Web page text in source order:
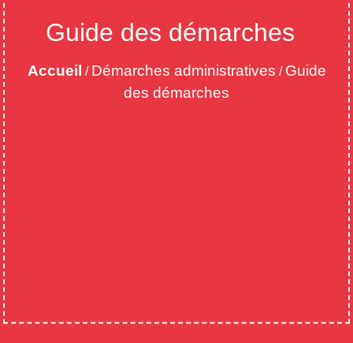
Guide des démarches
Accueil / Démarches administratives / Guide
des démarches